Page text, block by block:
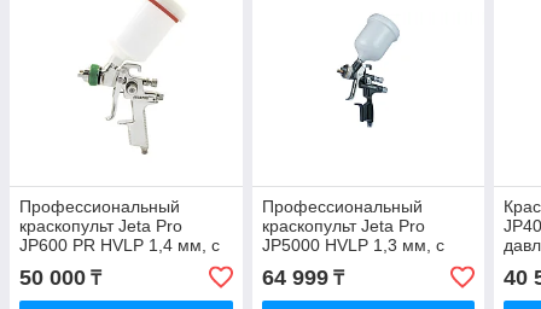
Профессиональный
краскопульт Jeta Pro
JP600 PR HVLP 1,4 мм, с
верхним пластиковым
бачком 0,6 л
50 000 ₸
Профессиональный
краскопульт Jeta Pro
JP5000 HVLP 1,3 мм, с
верхним пластиковым
бачком 0,6 л
64 999₸ 40